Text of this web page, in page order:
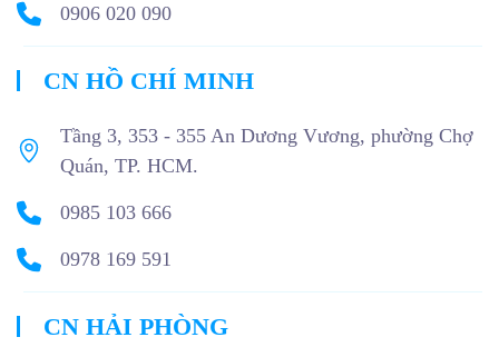
0906 020 090
CN HỒ CHÍ MINH
Tầng 3, 353 - 355 An Dương Vương, phường Chợ
Quán, TP. HCM.
0985 103 666
0978 169 591
CN HẢI PHÒNG